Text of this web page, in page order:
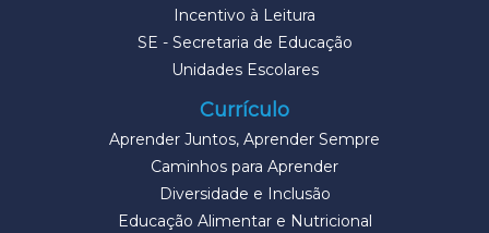
Incentivo à Leitura
SE - Secretaria de Educação
Unidades Escolares
Currículo
Aprender Juntos, Aprender Sempre
Caminhos para Aprender
Diversidade e Inclusão
Educação Alimentar e Nutricional